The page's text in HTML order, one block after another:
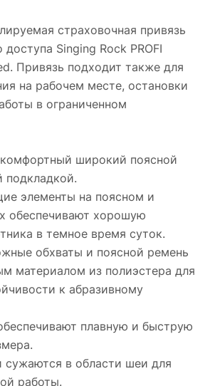
страховочная привязь
доступа Singing Rock PROFI
Привязь подходит также для
на рабочем месте, остановки
в ограниченном
широкий поясной
подкладкой.
элементы на поясном и
обеспечивают хорошую
в темное время суток.
обхваты и поясной ремень
материалом из полиэстера для
к абразивному
плавную и быструю
сужаются в области шеи для
работы.